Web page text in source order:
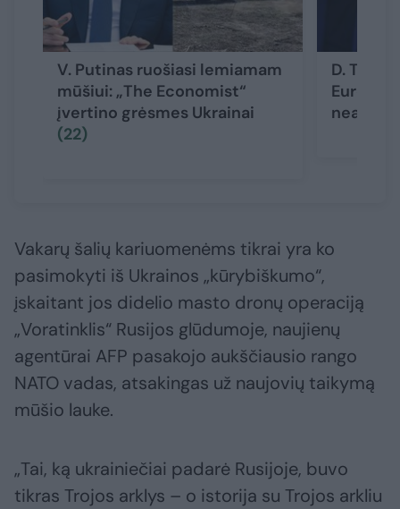
V. Putinas ruošiasi lemiamam
mūšiui: „The Economist“
įvertino grėsmes Ukrainai
(22)
D.
Vakarų šalių kariuomenėms tikrai yra ko
pasimokyti iš Ukrainos „kūrybiškumo“,
įskaitant jos didelio masto dronų operaciją
„Voratinklis“ Rusijos glūdumoje, naujienų
agentūrai AFP pasakojo aukščiausio rango
NATO vadas, atsakingas už naujovių taikymą
mūšio lauke.
„Tai, ką ukrainiečiai padarė Rusijoje, buvo
tikras Trojos arklys – o istorija su Trojos arkliu